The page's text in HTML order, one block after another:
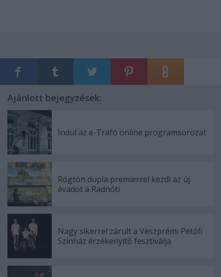
Ajánlott bejegyzések:
Indul az e-Trafó online programsorozat
Rögtön dupla premierrel kezdi az új
évadot a Radnóti
Nagy sikerrel zárult a Veszprémi Petőfi
Színház érzékenyítő fesztiválja